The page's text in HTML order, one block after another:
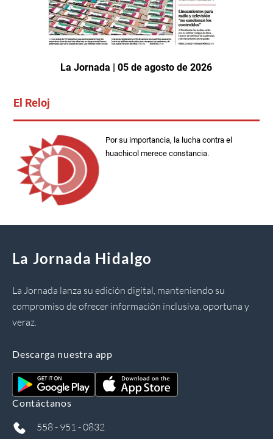
La Jornada | 05 de agosto de 2026
El Reloj
Por su importancia, la lucha contra el
huachicol merece constancia.
La Jornada Hidalgo
La Jornada lanza su edición digital, manteniendo su
compromiso de ofrecer información inclusiva, oportuna y
veraz.
Descarga nuestra app
Contáctanos
558 - 951 - 0832